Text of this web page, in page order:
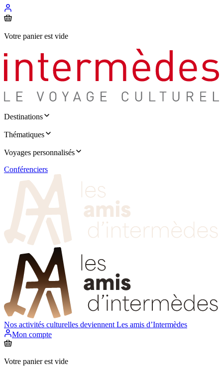
Votre panier est vide
Destinations
Thématiques
Voyages personnalisés
Conférenciers
Nos activités culturelles deviennent Les amis d’Intermèdes
Mon compte
Votre panier est vide